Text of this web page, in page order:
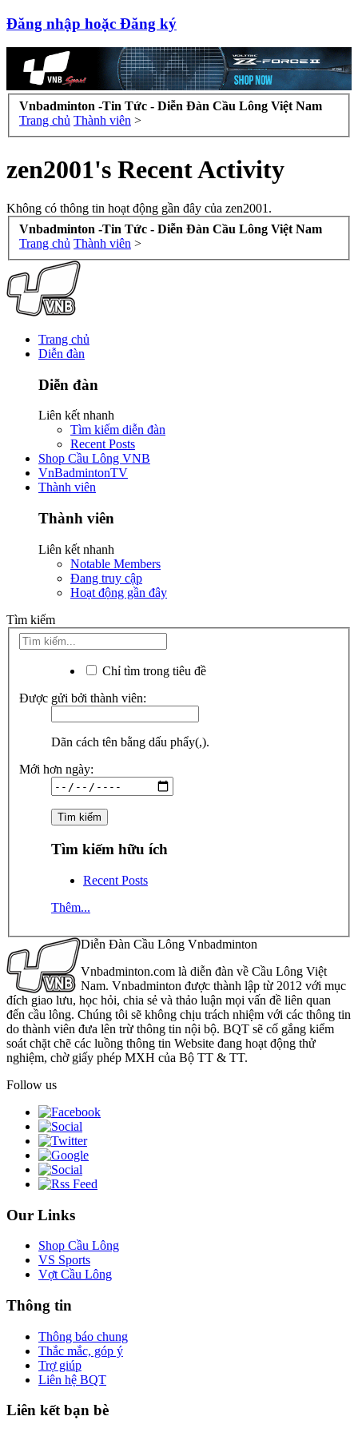
Đăng nhập hoặc Đăng ký
Vnbadminton -Tin Tức - Diễn Đàn Cầu Lông Việt Nam
Trang chủ Thành viên >
zen2001's Recent Activity
Không có thông tin hoạt động gần đây của zen2001.
Vnbadminton -Tin Tức - Diễn Đàn Cầu Lông Việt Nam
Trang chủ Thành viên >
Trang chủ
Diễn đàn
Diễn đàn
Liên kết nhanh
Tìm kiếm diễn đàn
Recent Posts
Shop Cầu Lông VNB
VnBadmintonTV
Thành viên
Thành viên
Liên kết nhanh
Notable Members
Đang truy cập
Hoạt động gần đây
Tìm kiếm
Chỉ tìm trong tiêu đề
Được gửi bởi thành viên:
Dãn cách tên bằng dấu phẩy(,).
Mới hơn ngày:
Tìm kiếm hữu ích
Recent Posts
Thêm...
Diễn Đàn Cầu Lông Vnbadminton
Vnbadminton.com là diễn đàn về Cầu Lông Việt
Nam. Vnbadminton được thành lập từ 2012 với mục
đích giao lưu, học hỏi, chia sẻ và thảo luận mọi vấn đề liên quan
đến cầu lông. Chúng tôi sẽ không chịu trách nhiệm với các thông tin
do thành viên đưa lên trừ thông tin nội bộ. BQT sẽ cố gắng kiểm
soát chặt chẽ các luồng thông tin Website đang hoạt động thử
nghiệm, chờ giấy phép MXH của Bộ TT & TT.
Follow us
Our Links
Shop Cầu Lông
VS Sports
Vợt Cầu Lông
Thông tin
Thông báo chung
Thắc mắc, góp ý
Trợ giúp
Liên hệ BQT
Liên kết bạn bè